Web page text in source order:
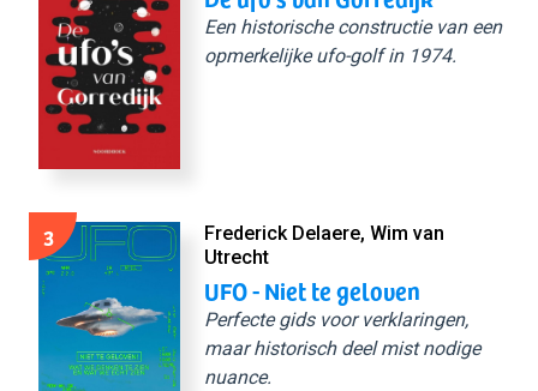
Een historische constructie van een
opmerkelijke ufo-golf in 1974.
3
Frederick Delaere, Wim van
Utrecht
UFO - Niet te geloven
Perfecte gids voor verklaringen,
maar historisch deel mist nodige
nuance.